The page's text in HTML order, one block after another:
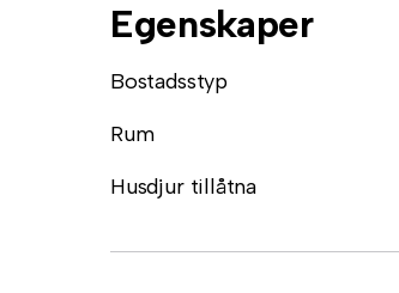
Egenskaper
Bostadsstyp
Rum
Husdjur tillåtna